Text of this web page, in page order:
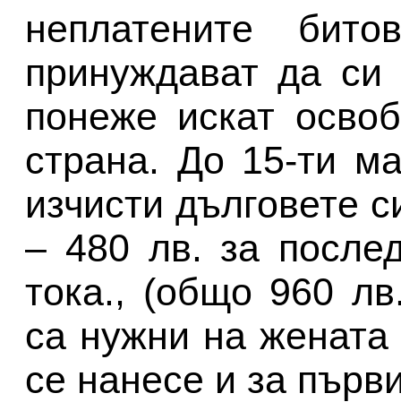
неплатените
принуждават да си
понеже искат
страна. До 15-ти
изчисти дълговете
– 480 лв. за
тока., (общо 960
са нужни на
се нанесе и за